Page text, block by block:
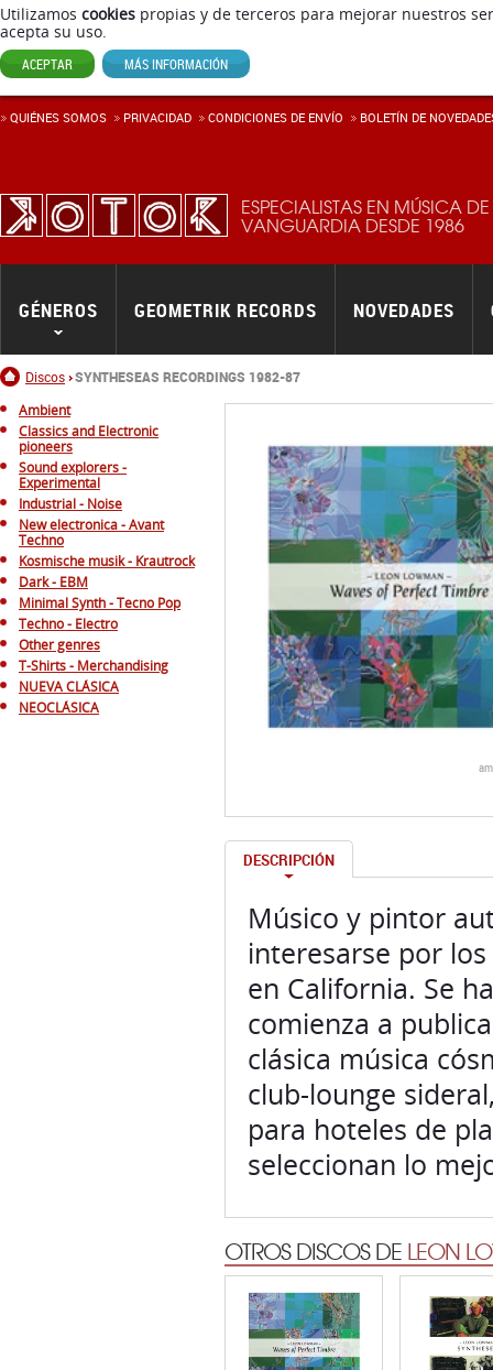
Utilizamos cookies propias y de terceros para mejorar nuestros
acepta su uso.
ACEPTAR MÁS INFORMACIÓN
ESPECIALISTAS EN MÚSICA DE
VANGUARDIA DESDE 1986
Inicio
Discos SYNTHESEAS RECORDINGS 1982-87
GÉNEROS GEOMETRIK RECORDS NOVEDADES
QUIÉNES SOMOS PRIVACIDAD CONDICIONES DE ENVÍ­O BOLETÍN DE
Ambient
Classics and Electronic
pioneers
Sound explorers -
Experimental
Industrial - Noise
New electronica - Avant
Techno
Kosmische musik - Krautrock
Dark - EBM
Minimal Synth - Tecno Pop
Techno - Electro
Other genres
T-Shirts - Merchandising
NUEVA CLÁSICA
NEOCLÁSICA
DESCRIPCIÓN
Músico y pintor
interesarse por
en California. Se
comienza a
clásica música
club-lounge
para hoteles de
seleccionan lo
OTROS DISCOS DE LEON